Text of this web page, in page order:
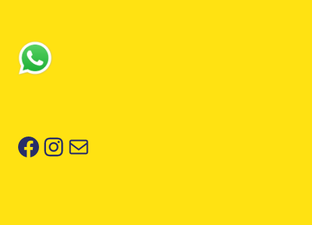
Facebook
Instagram
Correo electrónico